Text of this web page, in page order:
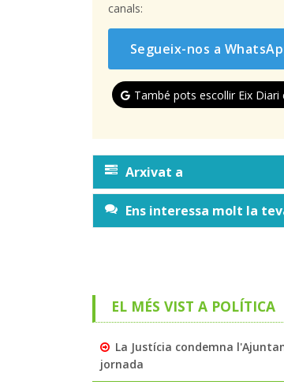
canals:
Segueix-nos a
També pots escollir Eix
Arxivat a
Ens interessa molt la
EL MÉS VIST A POLÍTICA
La Justícia condemna
jornada